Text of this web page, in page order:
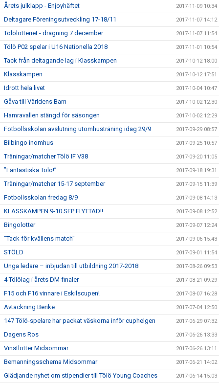
Årets julklapp - Enjoyhäftet 2017-11-09 10:34
Deltagare Föreningsutveckling 17-18/11 2017-11-07 14:12
Tölölotteriet - dragning 7 december 2017-11-07 11:54
Tölö P02 spelar i U16 Nationella 2018 2017-11-01 10:54
Tack från deltagande lag i Klasskampen 2017-10-12 18:00
Klasskampen 2017-10-12 17:51
Idrott hela livet 2017-10-04 10:47
Gåva till Världens Barn 2017-10-02 12:30
Hamravallen stängd för säsongen 2017-10-02 12:29
Fotbollsskolan avslutning utomhusträning idag 29/9 2017-09-29 08:57
Bilbingo inomhus 2017-09-25 10:57
Träningar/matcher Tölö IF V38 2017-09-20 11:05
”Fantastiska Tölö!” 2017-09-18 19:31
Träningar/matcher 15-17 september 2017-09-15 11:39
Fotbollsskolan fredag 8/9 2017-09-08 14:13
KLASSKAMPEN 9-10 SEP FLYTTAD!! 2017-09-08 12:52
Bingolotter 2017-09-07 12:24
"Tack för kvällens match" 2017-09-06 15:43
STÖLD 2017-09-01 11:54
Unga ledare – inbjudan till utbildning 2017-2018 2017-08-26 09:53
4 Tölölag i årets DM-finaler 2017-08-21 09:29
F15 och F16 vinnare i Eskilscupen! 2017-08-07 16:28
Avtackning Benke 2017-07-04 12:50
147 Tölö-spelare har packat väskorna inför cuphelgen 2017-06-29 07:32
Dagens Ros 2017-06-26 13:33
Vinstlotter Midsommar 2017-06-26 13:11
Bemanningsschema Midsommar 2017-06-21 14:02
Glädjande nyhet om stipendier till Tölö Young Coaches 2017-06-14 15:03